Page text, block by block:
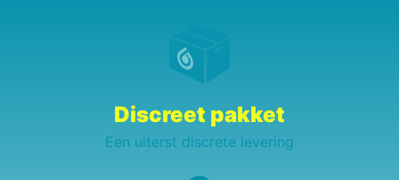
Discreet pakket
Een uiterst discrete levering